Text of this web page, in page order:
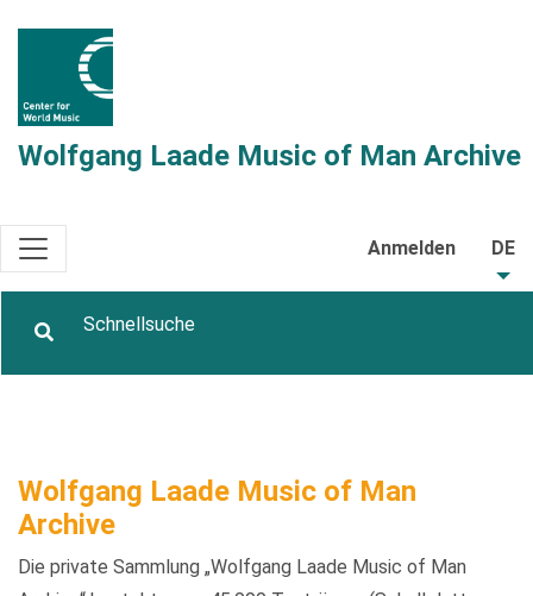
Wolfgang Laade Music of Man Archive
Anmelden DE
Wolfgang Laade Music of Man
Archive
Die private Sammlung „Wolfgang Laade Music of Man